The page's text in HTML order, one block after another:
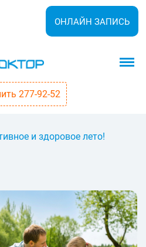
ОНЛАЙН ЗАПИСЬ
277-92-52
и здоровое лето!